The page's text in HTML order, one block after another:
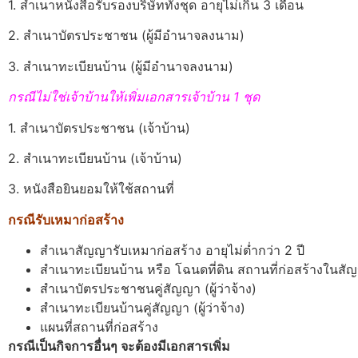
1. สำเนาหนังสือรับรองบริษัททั้งชุด อายุไม่เกิน 3 เดือน
2. สำเนาบัตรประชาชน (ผู้มีอำนาจลงนาม)
3. สำเนาทะเบียนบ้าน (ผู้มีอำนาจลงนาม)
กรณีไม่ใช่เจ้าบ้านให้เพิ่มเอกสารเจ้าบ้าน 1 ชุด
1. สำเนาบัตรประชาชน (เจ้าบ้าน)
2. สำเนาทะเบียนบ้าน (เจ้าบ้าน)
3. หนังสือยินยอมให้ใช้สถานที่
กรณีรับเหมาก่อสร้าง
สำเนาสัญญารับเหมาก่อสร้าง อายุไม่ต่ำกว่า 2 ปี
สำเนาทะเบียนบ้าน หรือ โฉนดที่ดิน สถานที่ก่อสร้างในสั
สำเนาบัตรประชาชนคู่สัญญา (ผู้ว่าจ้าง)
สำเนาทะเบียนบ้านคู่สัญญา (ผู้ว่าจ้าง)
แผนที่สถานที่ก่อสร้าง
กรณีเป็นกิจการอื่นๆ จะต้องมีเอกสารเพิ่ม